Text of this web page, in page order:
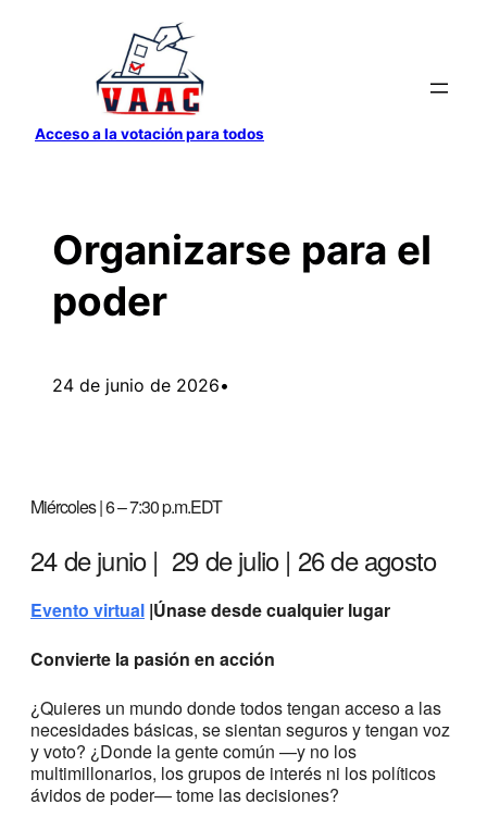
contenido
Acceso a la votación para todos
Organizarse para el
poder
24 de junio de 2026•
Miércoles |6 – 7:30 p.m.EDT
24 de junio | 29 de julio | 26 de agosto
Evento virtual |Únase desde cualquier lugar
Convierte la pasión en acción
¿Quieres un mundo donde todos tengan acceso a las
necesidades básicas, se sientan seguros y tengan voz
y voto? ¿Donde la gente común —y no los
multimillonarios, los grupos de interés ni los políticos
ávidos de poder— tome las decisiones?